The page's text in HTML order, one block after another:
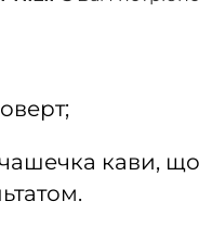
чашечка кави,